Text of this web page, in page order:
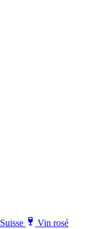
Suisse
Vin rosé